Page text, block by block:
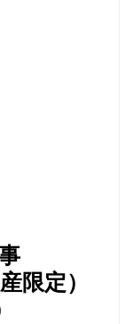
限定）